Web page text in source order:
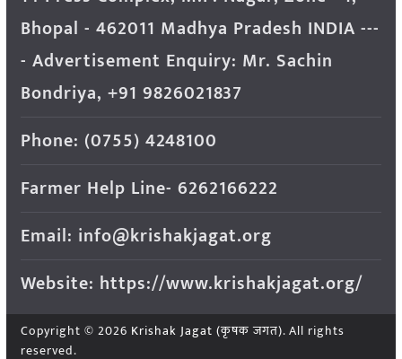
Bhopal - 462011 Madhya Pradesh INDIA ---
- Advertisement Enquiry: Mr. Sachin
Bondriya, +91 9826021837
Phone: (0755) 4248100
Farmer Help Line- 6262166222
Email: info@krishakjagat.org
Website: https://www.krishakjagat.org/
Copyright © 2026 Krishak Jagat (कृषक जगत). All rights
reserved.